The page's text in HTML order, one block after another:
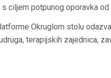
ciljem potpunog oporavka
Okruglom stolu
terapijskih zajednica,